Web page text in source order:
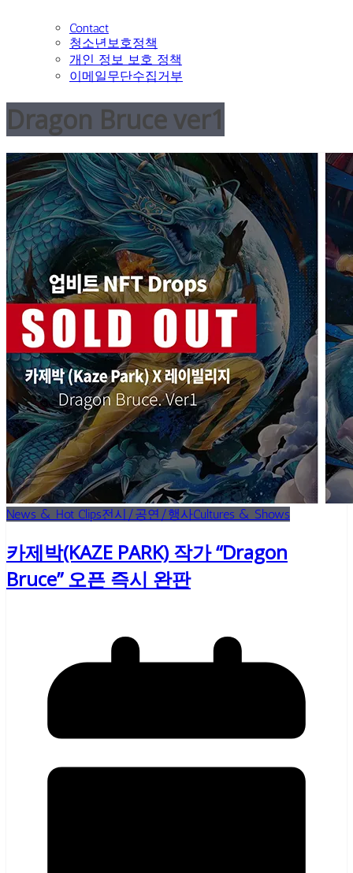
Contact
청소년보호정책
개인 정보 보호 정책
이메일무단수집거부
Dragon Bruce ver1
News & Hot Clips전시/공연/행사Cultures & Shows
카제박(KAZE PARK) 작가 “Dragon
Bruce” 오픈 즉시 완판